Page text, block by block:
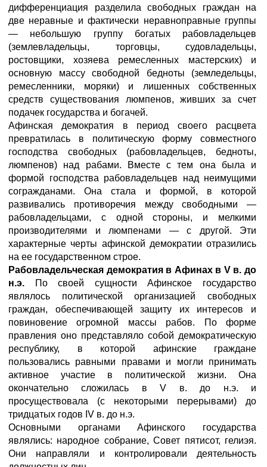
дифференциация разделила свободных граждан на
две неравные и фактически неравноправные группы
— небольшую группу богатых рабовладельцев
(землевладельцы, торговцы, судовладельцы,
ростовщики, хозяева ремесленных мастерских) и
основную массу свободной бедноты (земледельцы,
ремесленники, моряки) и лишенных собственных
средств существования люмпенов, живших за счет
подачек государства и богачей.
Афинская демократия в период своего расцвета
превратилась в политическую форму совместного
господства свободных (рабовладельцев, бедноты,
люмпенов) над рабами. Вместе с тем она была и
формой господства рабовладельцев над неимущими
согражданами. Она стала и формой, в которой
развивались противоречия между свободными —
рабовладельцами, с одной стороны, и мелкими
производителями и люмпенами — с другой. Эти
характерные черты афинской демократии отразились
на ее государственном строе.
Рабовладельческая демократия в Афинах в V в. до
н.э.
По своей сущности Афинское государство
являлось политической организацией свободных
граждан, обеспечивающей защиту их интересов и
повиновение огромной массы рабов. По форме
правления оно представляло собой демократическую
республику, в которой афинские граждане
пользовались равными правами и могли принимать
активное участие в политической жизни. Она
окончательно сложилась в V в. до н.э. и
просуществовала (с некоторыми перерывами) до
тридцатых годов IV в. до н.э.
Основными органами Афинского государства
являлись: народное собрание, Совет пятисот, гелиэя.
Они направляли и контролировали деятельность